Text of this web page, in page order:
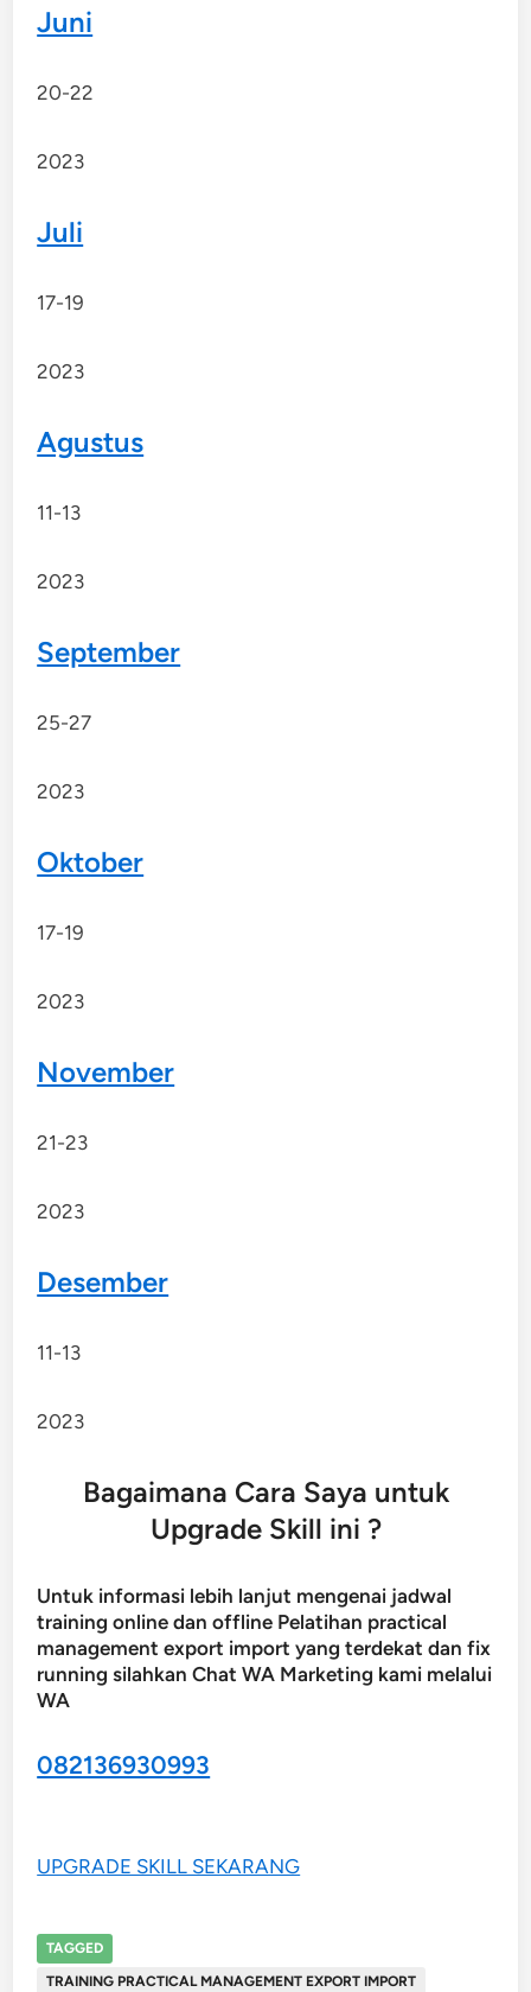
Juni
20-22
2023
Juli
17-19
2023
Agustus
11-13
2023
September
25-27
2023
Oktober
17-19
2023
November
21-23
2023
Desember
11-13
2023
Bagaimana Cara Saya untuk
Upgrade Skill ini ?
Untuk informasi lebih lanjut mengenai jadwal
training online dan offline Pelatihan practical
management export import yang terdekat dan fix
running silahkan Chat WA Marketing kami melalui
WA
082136930993
UPGRADE SKILL SEKARANG
TAGGED
TRAINING PRACTICAL MANAGEMENT EXPORT IMPORT